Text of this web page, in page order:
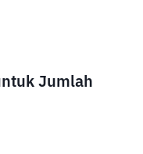
Jumlah